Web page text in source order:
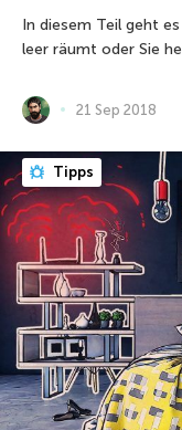
In diesem Teil geht
leer räumt oder Sie
21 Sep 2018
Tipps